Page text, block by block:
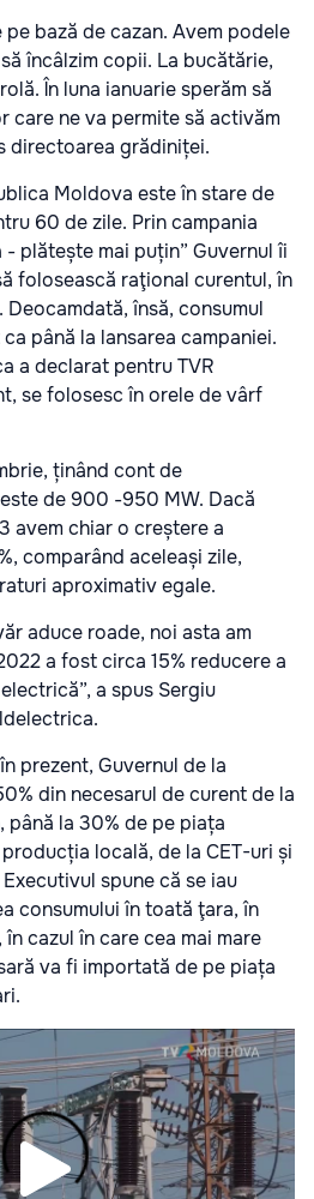
bază de cazan. Avem podele
încâlzim copii. La bucătărie,
În luna ianuarie sperăm să
care ne va permite să activăm
directoarea grădiniței.
Moldova este în stare de
60 de zile. Prin campania
plătește mai puțin” Guvernul îi
folosească raţional curentul, în
însă, consumul
până la lansarea campaniei.
a declarat pentru TVR
se folosesc în orele de vârf
ținând cont de
de 900 -950 MW. Dacă
avem chiar o creștere a
comparând aceleași zile,
aproximativ egale.
aduce roade, noi asta am
a fost circa 15% reducere a
a spus Sergiu
prezent, Guvernul de la
din necesarul de curent de la
până la 30% de pe piața
locală, de la CET-uri și
spune că se iau
consumului în toată ţara, în
cazul în care cea mai mare
va fi importată de pe piața